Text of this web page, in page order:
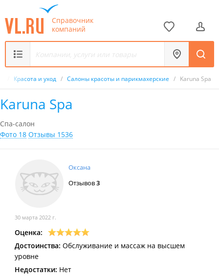
Справочник
компаний
Красота и уход / Салоны красоты и парикмахерские / Karuna Spa
Karuna Spa
Спа-салон
Фото 18 Отзывы 1536
Оксана
Отзывов3
30 марта 2022 г.
Оценка:
Достоинства: Обслуживание и массаж на высшем
уровне
Недостатки: Нет